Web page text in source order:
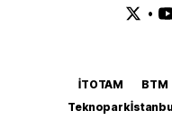
•
İTOTAM BTM
Teknopark